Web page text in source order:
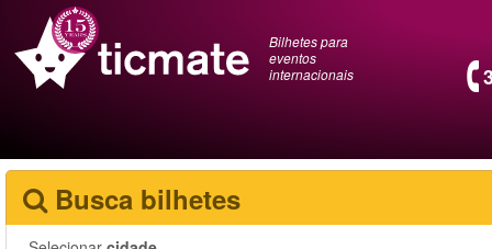
Bilhetes para
eventos
internacionais
Busca bilhetes